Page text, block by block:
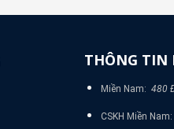
THÔNG TIN
Miền Nam: 480
CSKH Miền